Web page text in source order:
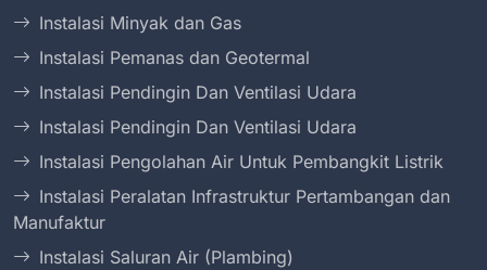
Instalasi Minyak dan Gas
Instalasi Pemanas dan Geotermal
Instalasi Pendingin Dan Ventilasi Udara
Instalasi Pendingin Dan Ventilasi Udara
Instalasi Pengolahan Air Untuk Pembangkit Listrik
Instalasi Peralatan Infrastruktur Pertambangan dan
Manufaktur
Instalasi Saluran Air (Plambing)